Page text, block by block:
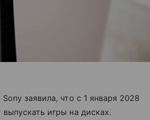
заявила, что с 1 января 2028
выпускать игры на дисках.